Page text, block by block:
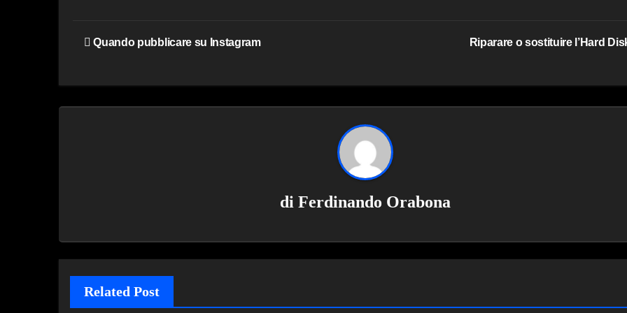
Navigazione
Quando pubblicare su Instagram Riparare o sostituire l’Hard
di Ferdinando Orabona
Related Post